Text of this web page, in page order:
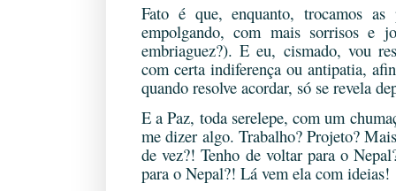
Fato é que, enquanto, trocamos
empolgando, com mais sorrisos e
embriaguez?). E eu, cismado, vou
com certa indiferença ou antipatia,
quando resolve acordar, só se revela
E a Paz, toda serelepe, com um
me dizer algo. Trabalho? Projeto?
de vez?! Tenho de voltar para o
para o Nepal?! Lá vem ela com ideias!